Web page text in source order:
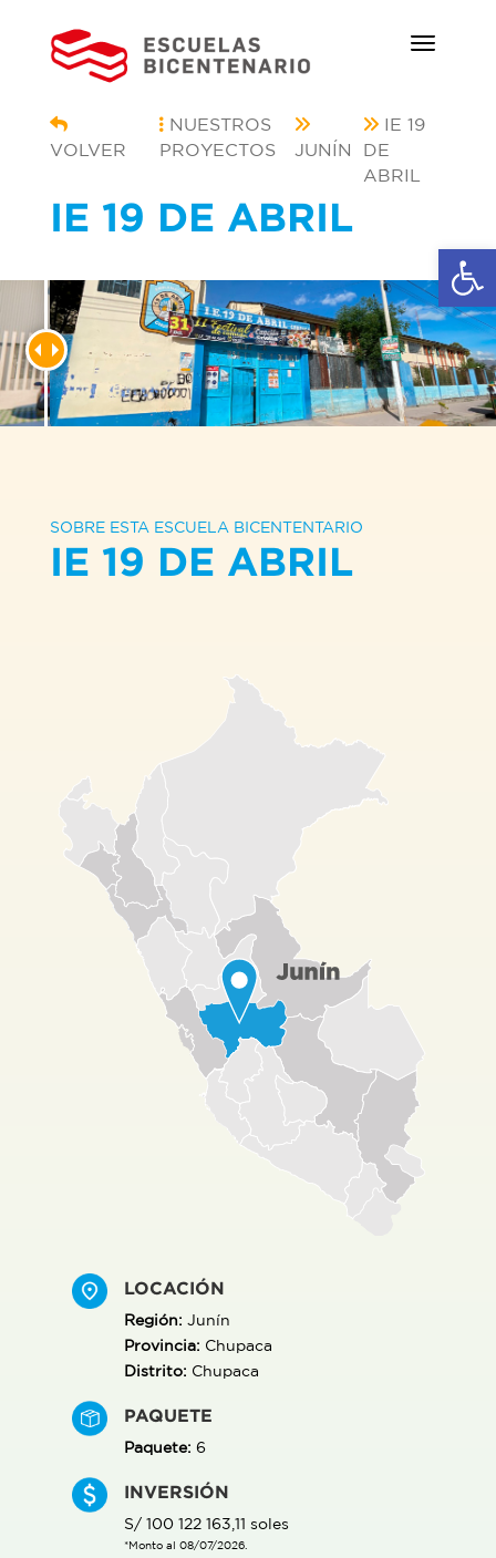
VOLVER
NUESTROS
PROYECTOS
JUNÍN
IE 19
DE
ABRIL
IE 19 DE ABRIL
SOBRE ESTA ESCUELA BICENTENTARIO
IE 19 DE ABRIL
LOCACIÓN
Región: Junín
Provincia: Chupaca
Distrito: Chupaca
PAQUETE
Paquete: 6
INVERSIÓN
S/ 100 122 163,11 soles
*Monto al 08/07/2026.